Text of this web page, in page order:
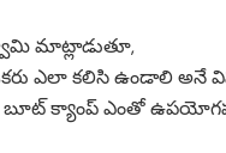
మాట్లాడుతూ,
ఎలా కలిసి ఉండాలి
బూట్ క్యాంప్ ఎంతో